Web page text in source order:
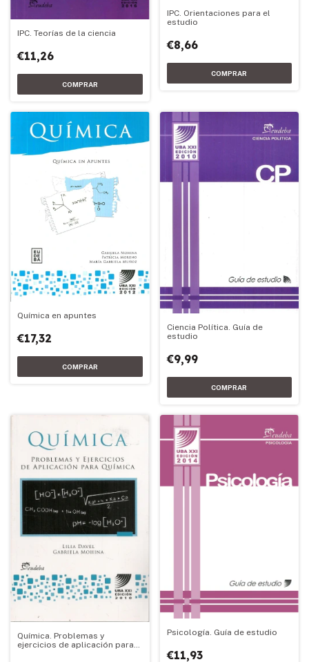
IPC. Teorías de la ciencia
€11,26
IPC. Orientaciones para el
estudio
€8,66
Química en apuntes
€17,32
Ciencia Política. Guía de
estudio
€9,99
Química. Problemas y
ejercicios de aplicación para
Psicología. Guía de estudio
€11,93